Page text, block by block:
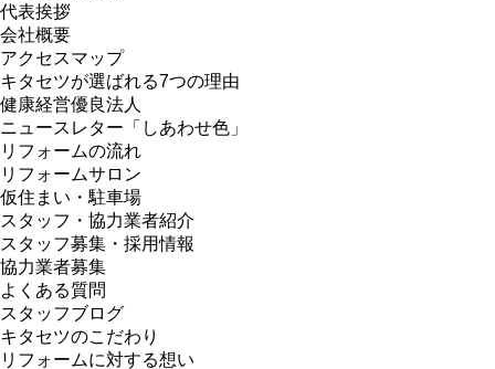
代表挨拶
会社概要
アクセスマップ
キタセツが選ばれる7つの理由
健康経営優良法人
ニュースレター「しあわせ色」
リフォームの流れ
リフォームサロン
仮住まい・駐車場
スタッフ・協力業者紹介
スタッフ募集・採用情報
協力業者募集
よくある質問
スタッフブログ
キタセツのこだわり
リフォームに対する想い